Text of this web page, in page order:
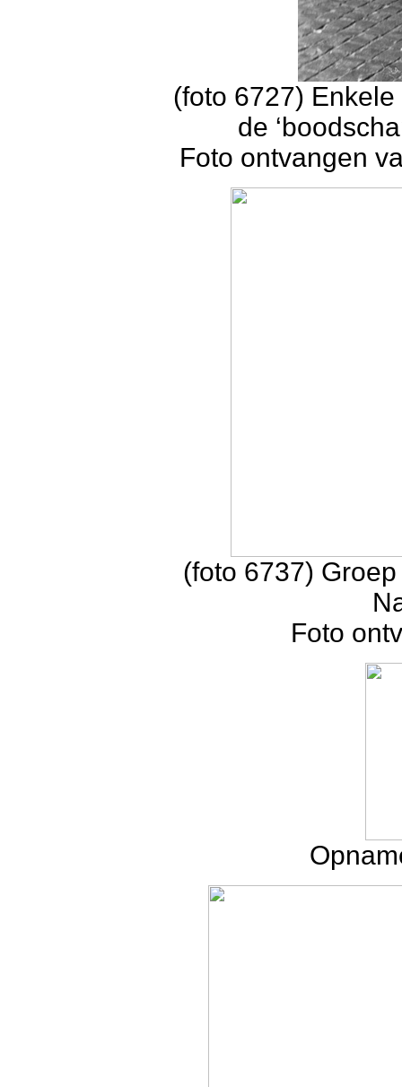
(foto 6727)
de
Foto ontvangen
(foto 6737)
Foto